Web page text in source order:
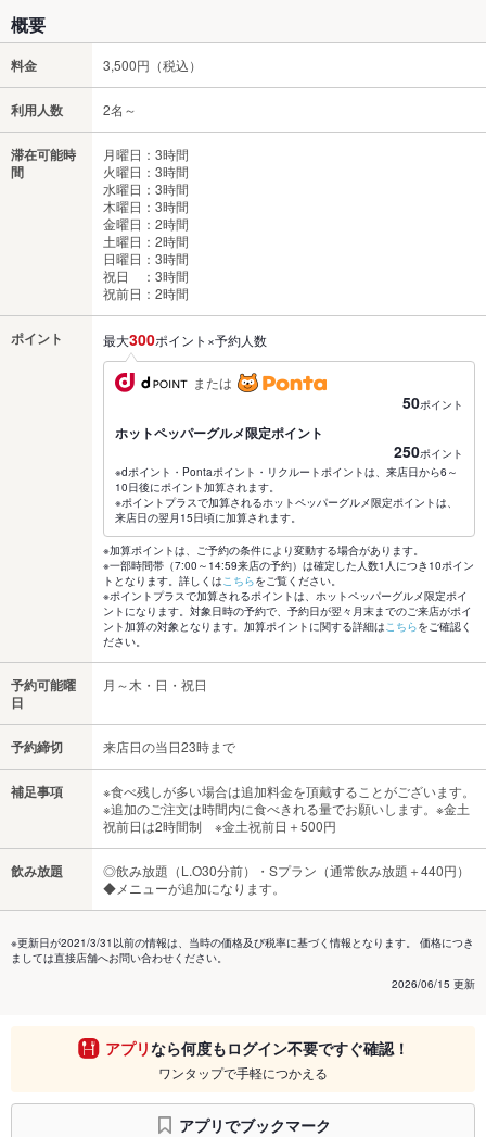
概要
料金 3,500円（税込）
利用人数 2名～
滞在可能時
間
月曜日：3時間
火曜日：3時間
水曜日：3時間
木曜日：3時間
金曜日：2時間
土曜日：2時間
日曜日：3時間
祝日 ：3時間
祝前日：2時間
ポイント 最大300ポイント×予約人数
または
50ポイント
ホットペッパーグルメ限定ポイント
250ポイント
※dポイント・Pontaポイント・リクルートポイントは、来店日から6～
10日後にポイント加算されます。
※ポイントプラスで加算されるホットペッパーグルメ限定ポイントは、
来店日の翌月15日頃に加算されます。
※加算ポイントは、ご予約の条件により変動する場合があります。
※一部時間帯（7:00～14:59来店の予約）は確定した人数1人につき10ポイン
トとなります。詳しくはこちらをご覧ください。
※ポイントプラスで加算されるポイントは、ホットペッパーグルメ限定ポイ
ントになります。対象日時の予約で、予約日が翌々月末までのご来店がポイ
ント加算の対象となります。加算ポイントに関する詳細はこちらをご確認く
ださい。
予約可能曜
日
月～木・日・祝日
予約締切 来店日の当日23時まで
補足事項
※食べ残しが多い場合は追加料金を頂戴することがございます。
※追加のご注文は時間内に食べきれる量でお願いします。※金土
祝前日は2時間制 ※金土祝前日＋500円
飲み放題
◎飲み放題（L.O30分前）・Sプラン（通常飲み放題＋440円）
◆メニューが追加になります。
※更新日が2021/3/31以前の情報は、当時の価格及び税率に基づく情報となります。 価格につき
ましては直接店舗へお問い合わせください。
2026/06/15 更新
アプリなら何度もログイン不要ですぐ確認！
ワンタップで手軽につかえる
アプリでブックマーク